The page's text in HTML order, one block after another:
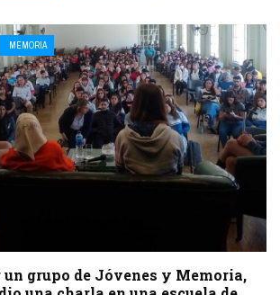
MEMORIA
un grupo de Jóvenes y Memoria,